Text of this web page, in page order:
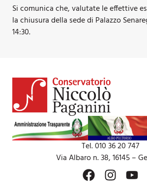
Si comunica che, valutate le effettive
la chiusura della sede di Palazzo
14:30.
Tel. 010 36 20 747
Via Albaro n. 38, 16145 –